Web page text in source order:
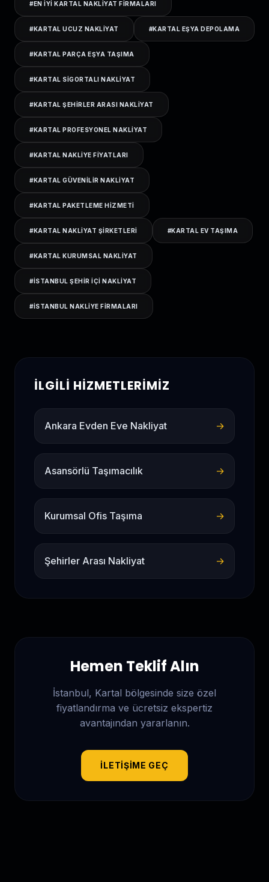
#EN IYI KARTAL NAKLIYAT FIRMALARI
#KARTAL UCUZ NAKLIYAT #KARTAL EŞYA DEPOLAMA
#KARTAL PARÇA EŞYA TAŞIMA
#KARTAL SIGORTALI NAKLIYAT
#KARTAL ŞEHIRLER ARASI NAKLIYAT
#KARTAL PROFESYONEL NAKLIYAT
#KARTAL NAKLIYE FIYATLARI
#KARTAL GÜVENILIR NAKLIYAT
#KARTAL PAKETLEME HIZMETI
#KARTAL NAKLIYAT ŞIRKETLERI #KARTAL EV TAŞIMA
#KARTAL KURUMSAL NAKLIYAT
#ISTANBUL ŞEHIR IÇI NAKLIYAT
#ISTANBUL NAKLIYE FIRMALARI
İLGILI HIZMETLERIMIZ
Ankara Evden Eve Nakliyat →
Asansörlü Taşımacılık →
Kurumsal Ofis Taşıma →
Şehirler Arası Nakliyat →
Hemen Teklif Alın
İstanbul, Kartal bölgesinde size özel
fiyatlandırma ve ücretsiz ekspertiz
avantajından yararlanın.
İLETIŞIME GEÇ